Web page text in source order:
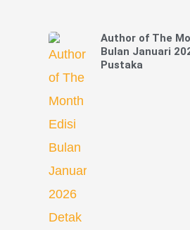
Author of The
Bulan Januari
Pustaka